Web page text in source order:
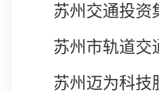
苏州交通投资
苏州市轨道交
苏州迈为科技